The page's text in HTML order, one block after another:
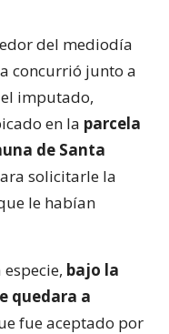
del mediodía
concurrió junto a
imputado,
en la parcela
de Santa
solicitarle la
le habían
bajo la
quedara a
fue aceptado por